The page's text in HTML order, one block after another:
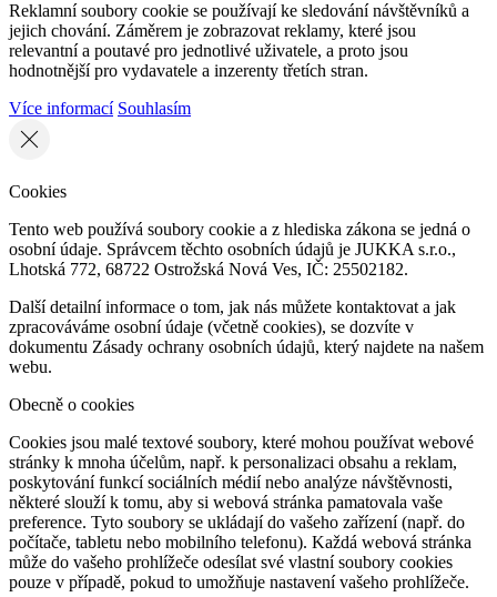
Reklamní soubory cookie se používají ke sledování návštěvníků a
jejich chování. Záměrem je zobrazovat reklamy, které jsou
relevantní a poutavé pro jednotlivé uživatele, a proto jsou
hodnotnější pro vydavatele a inzerenty třetích stran.
Více informací Souhlasím
Cookies
Tento web používá soubory cookie a z hlediska zákona se jedná o
osobní údaje. Správcem těchto osobních údajů je JUKKA s.r.o.,
Lhotská 772, 68722 Ostrožská Nová Ves, IČ: 25502182.
Další detailní informace o tom, jak nás můžete kontaktovat a jak
zpracováváme osobní údaje (včetně cookies), se dozvíte v
dokumentu Zásady ochrany osobních údajů, který najdete na našem
webu.
Obecně o cookies
Cookies jsou malé textové soubory, které mohou používat webové
stránky k mnoha účelům, např. k personalizaci obsahu a reklam,
poskytování funkcí sociálních médií nebo analýze návštěvnosti,
některé slouží k tomu, aby si webová stránka pamatovala vaše
preference. Tyto soubory se ukládají do vašeho zařízení (např. do
počítače, tabletu nebo mobilního telefonu). Každá webová stránka
může do vašeho prohlížeče odesílat své vlastní soubory cookies
pouze v případě, pokud to umožňuje nastavení vašeho prohlížeče.